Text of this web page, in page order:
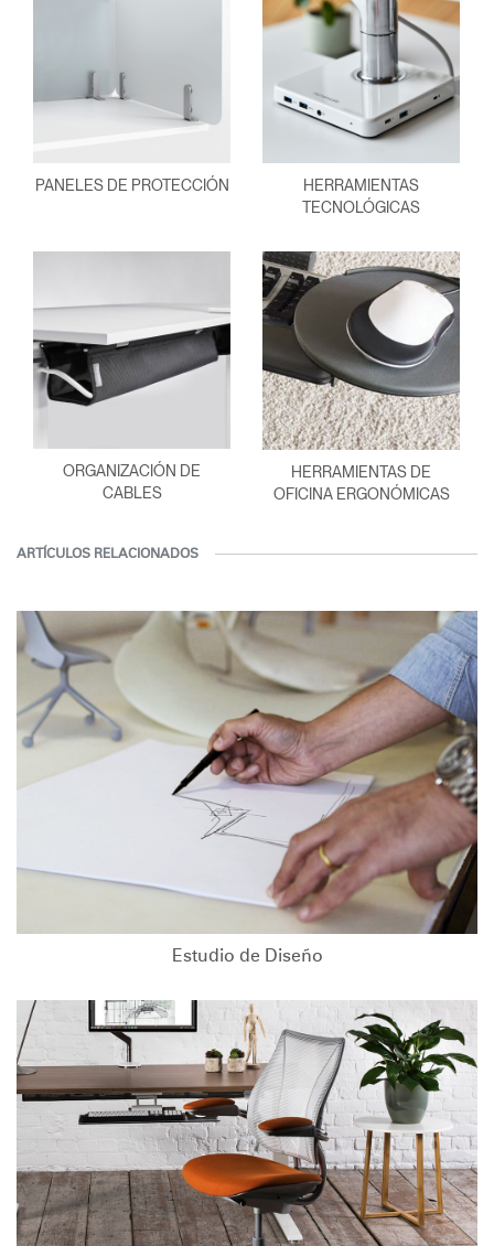
PANELES DE PROTECCIÓN
HERRAMIENTAS
TECNOLÓGICAS
ORGANIZACIÓN DE
CABLES
HERRAMIENTAS DE
OFICINA ERGONÓMICAS
ARTÍCULOS RELACIONADOS
Estudio de Diseño